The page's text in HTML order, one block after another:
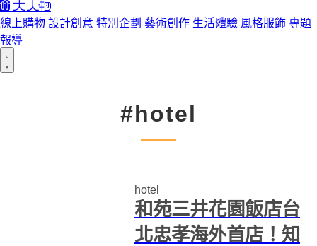
線上購物 設計創意 特別企劃 藝術創作 生活體驗 風格服飾 專題
報導
#hotel
hotel
和苑三井花園飯店台
北忠孝海外首店！知